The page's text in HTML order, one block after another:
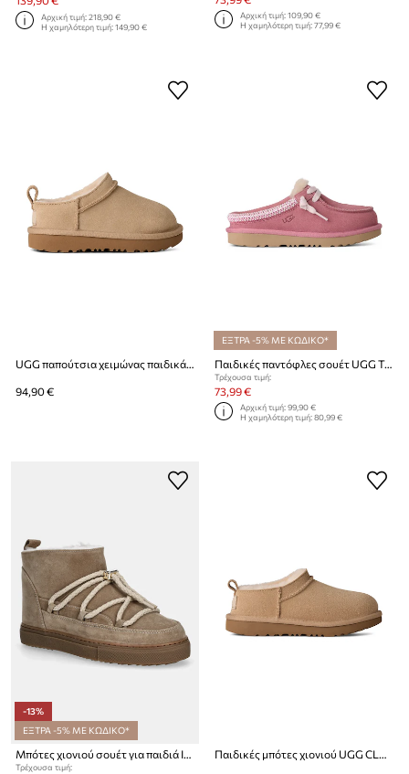
Αρχική τιμή:218,90 €
Η χαμηλότερη τιμή:149,90 €
Αρχική τιμή:109,90 €
Η χαμηλότερη τιμή:77,99 €
94,90 €
ΕΞΤΡΑ -5% ΜΕ ΚΩΔΙΚΟ*
Παιδικές παντόφλες σουέτ UGG TASMAN MULE
Τρέχουσα τιμή:
73,99 €
Αρχική τιμή:99,90 €
Η χαμηλότερη τιμή:80,99 €
-13%
ΕΞΤΡΑ -5% ΜΕ ΚΩΔΙΚΟ*
Μπότες χιονιού σουέτ για παιδιά Inuikii CLASSIC LOW
Τρέχουσα τιμή:
Παιδικές μπότες χιονιού UGG CLASSIC MICRO